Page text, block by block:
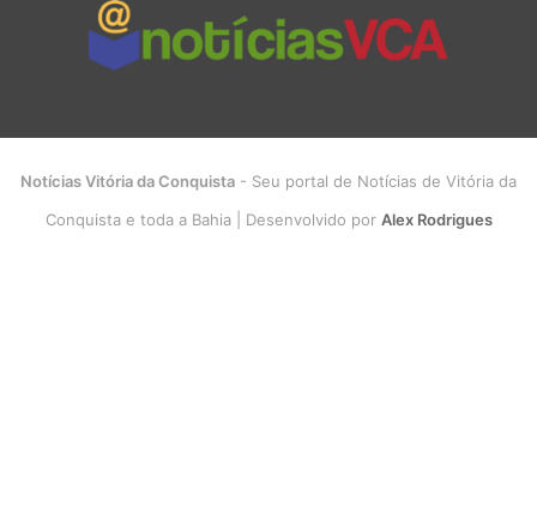
Notícias Vitória da Conquista - Seu portal de Notícias de Vitória da
Conquista e toda a Bahia | Desenvolvido por Alex Rodrigues